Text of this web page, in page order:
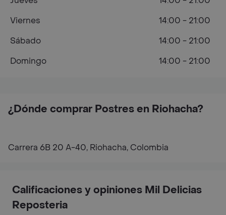
¿Dónde comprar Postres en Riohacha?
Carrera 6B 20 A-40, Riohacha, Colombia
Viernes
14:00 - 21:00
Sábado
14:00 - 21:00
Domingo
14:00 - 21:00
Calificaciones y opiniones Mil Delicias
Reposteria